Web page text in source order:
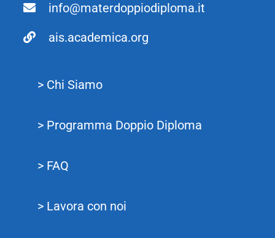
info@materdoppiodiploma.it
ais.academica.org
> Chi Siamo
> Programma Doppio Diploma
> FAQ
> Lavora con noi